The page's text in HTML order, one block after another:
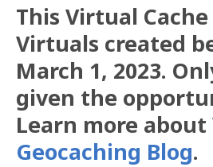
This Virtual
Virtuals created
March 1, 2023.
given the
Learn more
Geocaching Blog.